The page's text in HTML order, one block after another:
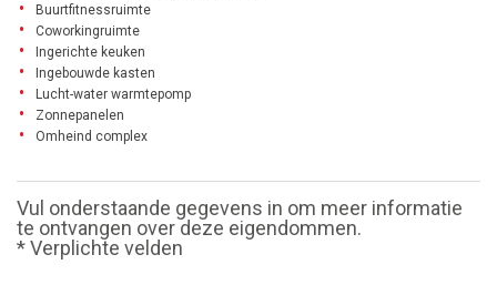
Buurtfitnessruimte
Coworkingruimte
Ingerichte keuken
Ingebouwde kasten
Lucht-water warmtepomp
Zonnepanelen
Omheind complex
Vul onderstaande gegevens in om meer informatie
te ontvangen over deze eigendommen.
* Verplichte velden